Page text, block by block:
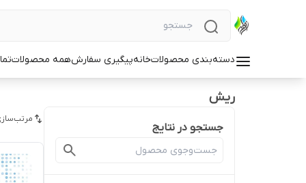
دسته‌بندی محصولاتخانهپیگیری سفارشهمه محصولات
ریش
جستجو در نتایج